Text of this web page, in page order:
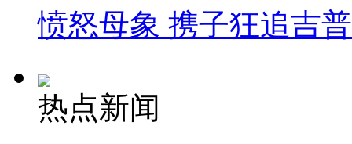
愤怒母象 携子狂追吉
热点新闻